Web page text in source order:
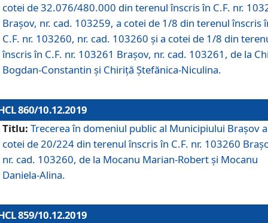
cotei de 32.076/480.000 din terenul înscris în C.F. nr.
Brașov, nr. cad. 103259, a cotei de 1/8 din terenul înscris
C.F. nr. 103260, nr. cad. 103260 și a cotei de 1/8 din
înscris în C.F. nr. 103261 Brașov, nr. cad. 103261, de la
Bogdan-Constantin și Chiriță Ștefănica-Niculina.
860/10.12.2019
Titlu: Trecerea în domeniul public al Municipiului Braşov a
cotei de 20/224 din terenul înscris în C.F. nr. 103260
nr. cad. 103260, de la Mocanu Marian-Robert și Mocanu
Daniela-Alina.
859/10.12.2019